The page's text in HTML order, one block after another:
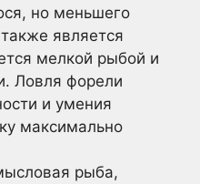
но меньшего
является
мелкой рыбой и
Ловля форели
и умения
максимально
рыба,